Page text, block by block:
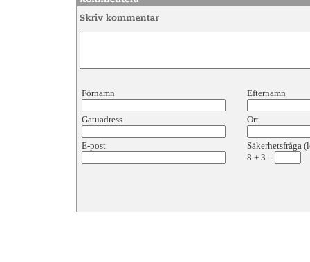
Förnamn Efternamn
Gatuadress Ort
E-post
Säkerhetsfråga
8 + 3 =